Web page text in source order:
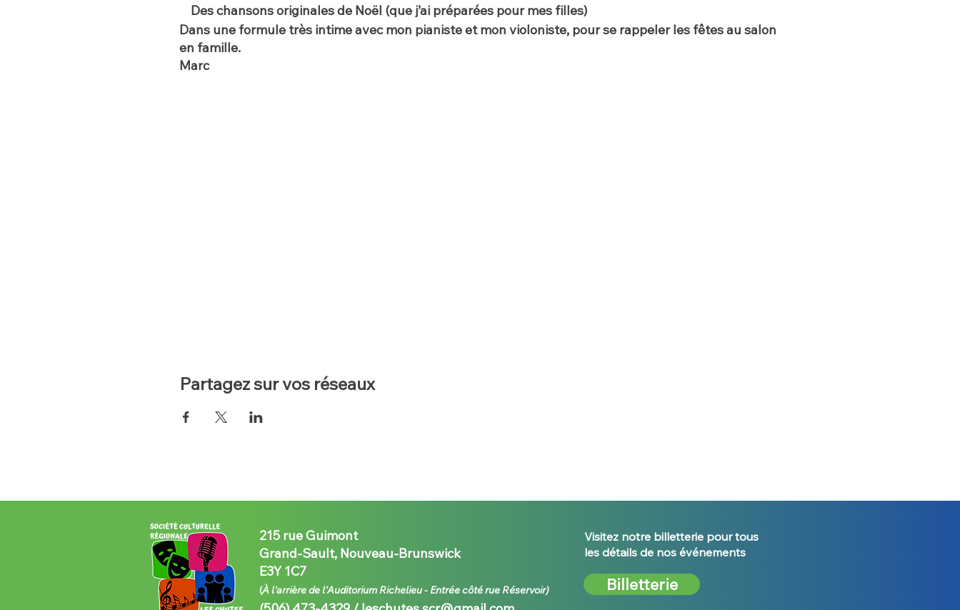
Des chansons originales de Noël (que j’ai préparées pour mes filles)
Dans une formule très intime avec mon pianiste et mon violoniste, pour se rappeler les fêtes au salon
en famille.
Marc
Partagez sur vos réseaux
215 rue Guimont
Grand-Sault, Nouveau-Brunswick
E3Y 1C7
(À l'arrière de l'Auditorium Richelieu - Entrée côté rue Réservoir)
Visitez notre billetterie pour tous
les détails de nos événements
Billetterie